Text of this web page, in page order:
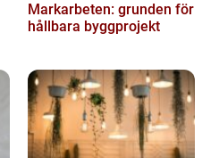
Markarbeten: grunden för
hållbara byggprojekt